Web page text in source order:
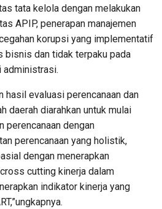
tata kelola dengan melakukan
APIP, penerapan manajemen
korupsi yang implementatif
bisnis dan tidak terpaku pada
administrasi.
hasil evaluasi perencanaan dan
daerah diarahkan untuk mulai
perencanaan dengan
perencanaan yang holistik,
dengan menerapkan
cutting kinerja dalam
indikator kinerja yang